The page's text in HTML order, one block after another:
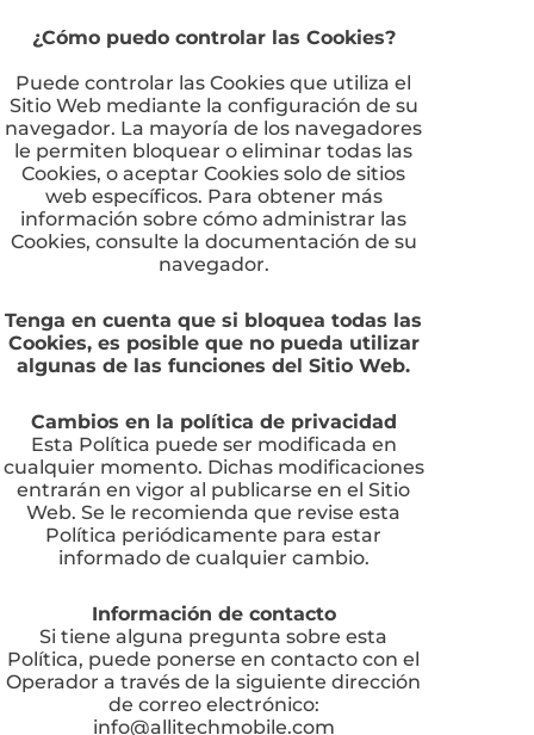
¿Cómo puedo controlar las Cookies?
Puede controlar las Cookies que utiliza el
Sitio Web mediante la configuración de su
navegador. La mayoría de los navegadores
le permiten bloquear o eliminar todas las
Cookies, o aceptar Cookies solo de sitios
web específicos. Para obtener más
información sobre cómo administrar las
Cookies, consulte la documentación de su
navegador.
Tenga en cuenta que si bloquea todas las
Cookies, es posible que no pueda utilizar
algunas de las funciones del Sitio Web.
Cambios en la política de privacidad
Esta Política puede ser modificada en
cualquier momento. Dichas modificaciones
entrarán en vigor al publicarse en el Sitio
Web. Se le recomienda que revise esta
Política periódicamente para estar
informado de cualquier cambio.
Información de contacto
Si tiene alguna pregunta sobre esta
Política, puede ponerse en contacto con el
Operador a través de la siguiente dirección
de correo electrónico:
info@allitechmobile.com